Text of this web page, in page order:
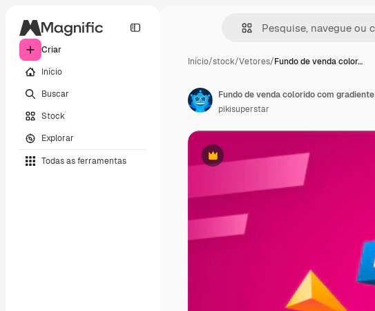
Criar
Início
Buscar
Stock
Explorar
Todas as ferramentas
Início/stock/Vetores/Fundo de venda color…
Premium
Fundo de venda colorido com gradiente
pikisuperstar